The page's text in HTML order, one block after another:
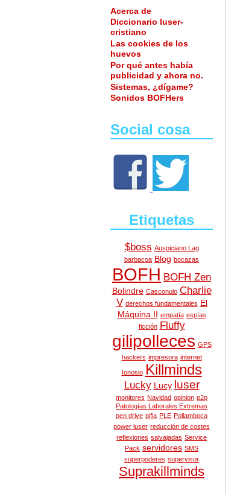
Acerca de
Diccionario luser-
cristiano
Las cookies de los
huevos
Por qué antes había
publicidad y ahora no.
Sistemas, ¿dígame?
Sonidos BOFHers
Social cosa
Etiquetas
$boss Auspiciano Lag
barbacoa Blog bocazas
BOFH BOFH Zen
Bolindre Casconulo Charlie
V derechos fundamentales El
Máquina II empatía espías
ficción
Fluffy
gilipolleces GPS
hackers impresora internet
Ionosio Killminds
Lucky Lucy luser
monitores Navidad opinion p2p
Patologías Laborales Extremas
pen drive pifia PLE Pollamboca
power luser reducción de costes
reflexiones salvajadas Service
Pack servidores SMS
superpoderes supervisor
Suprakillminds